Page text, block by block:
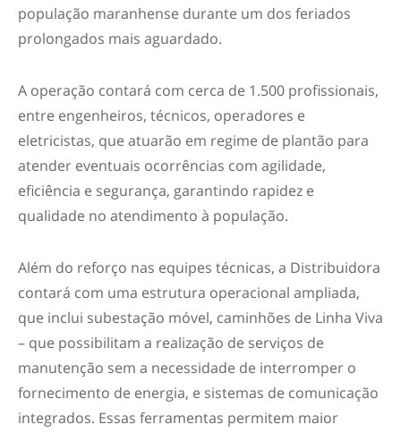
população maranhense durante um dos feriados
prolongados mais aguardado.
A operação contará com cerca de 1.500 profissionais,
entre engenheiros, técnicos, operadores e
eletricistas, que atuarão em regime de plantão para
atender eventuais ocorrências com agilidade,
eficiência e segurança, garantindo rapidez e
qualidade no atendimento à população.
Além do reforço nas equipes técnicas, a Distribuidora
contará com uma estrutura operacional ampliada,
que inclui subestação móvel, caminhões de Linha Viva
– que possibilitam a realização de serviços de
manutenção sem a necessidade de interromper o
fornecimento de energia, e sistemas de comunicação
integrados. Essas ferramentas permitem maior